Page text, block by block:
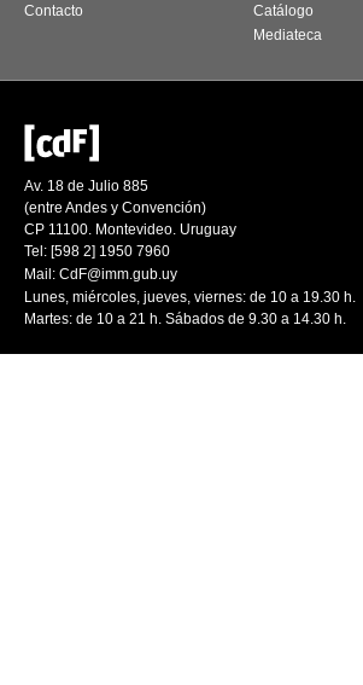
Contacto
Catálogo
Mediateca
Av. 18 de Julio 885
(entre Andes y Convención)
CP 11100. Montevideo. Uruguay
Tel: [598 2] 1950 7960
Mail: CdF@imm.gub.uy
Lunes, miércoles, jueves, viernes: de 10 a 19.30 h.
Martes: de 10 a 21 h. Sábados de 9.30 a 14.30 h.